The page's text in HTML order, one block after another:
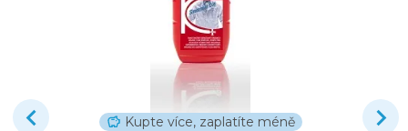
Kupte více, zaplatíte méně